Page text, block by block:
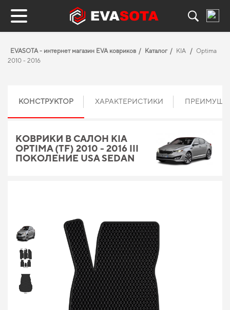
EVASOTA - интернет магазин EVA ковриков Каталог KIA
Optima
2010 - 2016
КОНСТРУКТОР ХАРАКТЕРИСТИКИ
КОВРИКИ В САЛОН KIA
OPTIMA (TF) 2010 - 2016 III
ПОКОЛЕНИЕ USA SEDAN